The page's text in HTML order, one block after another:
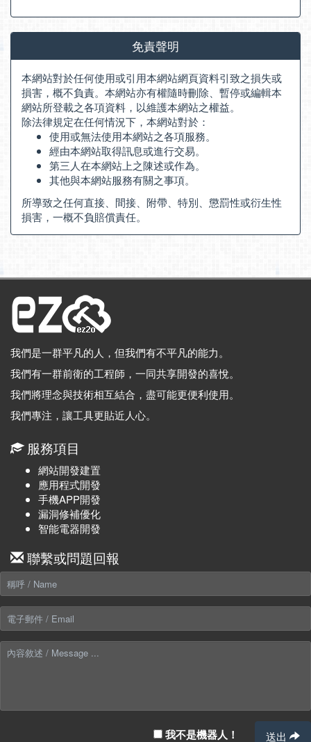
免責聲明
本網站對於任何使用或引用本網站網頁資料引致之損失或
損害，概不負責。本網站亦有權隨時刪除、暫停或編輯本
網站所登載之各項資料，以維護本網站之權益。
除法律規定在任何情況下，本網站對於：
使用或無法使用本網站之各項服務。
經由本網站取得訊息或進行交易。
第三人在本網站上之陳述或作為。
其他與本網站服務有關之事項。
所導致之任何直接、間接、附帶、特別、懲罰性或衍生性
損害，一概不負賠償責任。
我們是一群平凡的人，但我們有不平凡的能力。
我們有一群前衛的工程師，一同共享開發的喜悅。
我們將理念與技術相互結合，盡可能更便利使用。
我們專注，讓工具更貼近人心。
服務項目
網站開發建置
應用程式開發
手機APP開發
漏洞修補優化
智能電器開發
聯繫或問題回報
我不是機器人！ 送出